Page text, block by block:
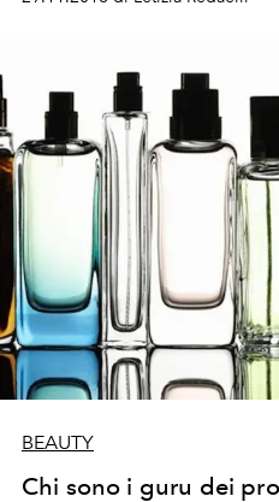
BEAUTY
Chi sono i guru dei